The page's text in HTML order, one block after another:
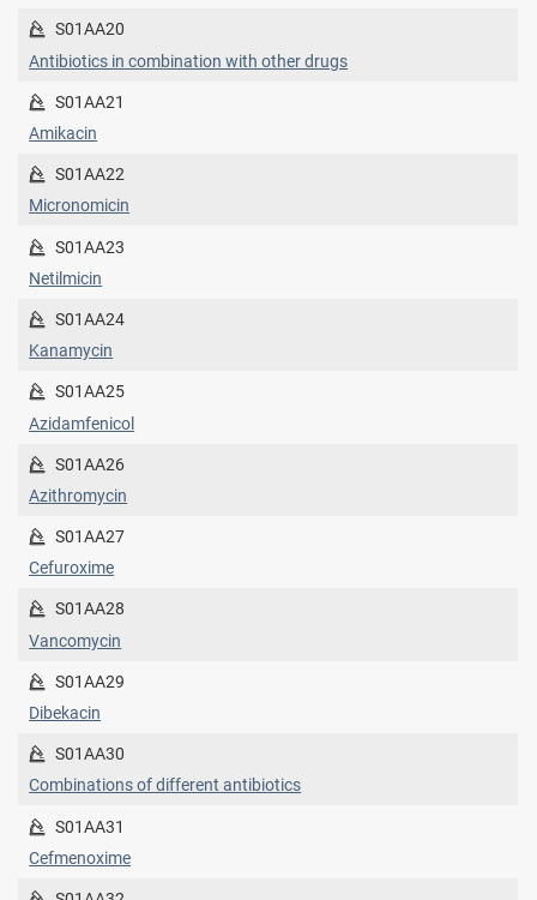
S01AA20
Antibiotics in combination with other drugs
S01AA21
Amikacin
S01AA22
Micronomicin
S01AA23
Netilmicin
S01AA24
Kanamycin
S01AA25
Azidamfenicol
S01AA26
Azithromycin
S01AA27
Cefuroxime
S01AA28
Vancomycin
S01AA29
Dibekacin
S01AA30
Combinations of different antibiotics
S01AA31
Cefmenoxime